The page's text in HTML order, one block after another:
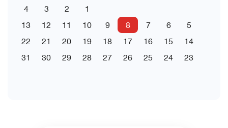
1
2
3
4
5
6
7
8
9
10
11
12
13
14
15
16
17
18
19
20
21
22
23
24
25
26
27
28
29
30
31